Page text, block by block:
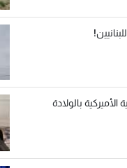
بالولادة
سياسة الخصوصية